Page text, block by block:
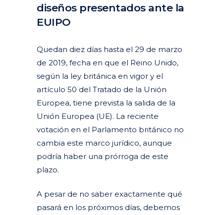
diseños presentados ante la
EUIPO
Quedan diez días hasta el 29 de marzo
de 2019, fecha en que el Reino Unido,
según la ley británica en vigor y el
artículo 50 del Tratado de la Unión
Europea, tiene prevista la salida de la
Unión Europea (UE). La reciente
votación en el Parlamento británico no
cambia este marco jurídico, aunque
podría haber una prórroga de este
plazo.
A pesar de no saber exactamente qué
pasará en los próximos días, debemos